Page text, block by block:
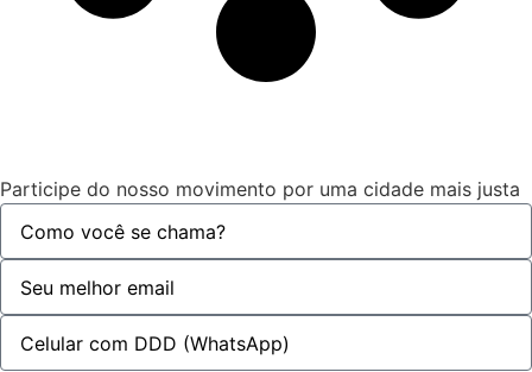
Participe do nosso movimento por uma cidade mais justa